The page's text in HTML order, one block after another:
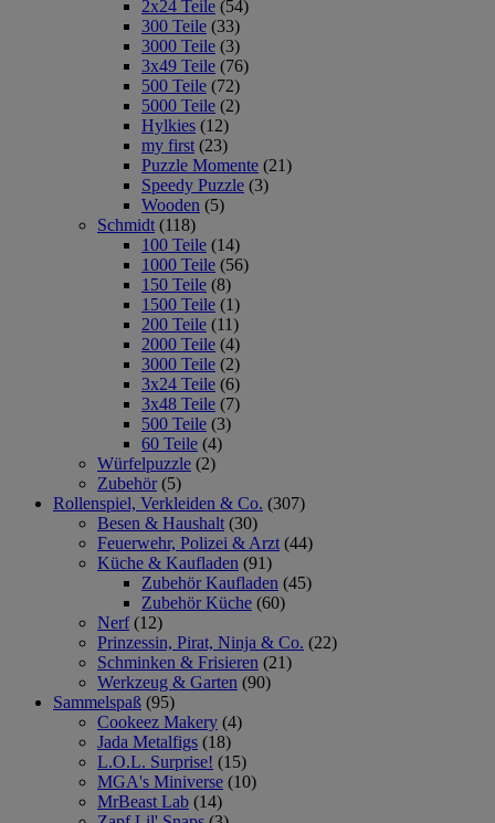
2x24 Teile (54)
300 Teile (33)
3000 Teile (3)
3x49 Teile (76)
500 Teile (72)
5000 Teile (2)
Hylkies (12)
my first (23)
Puzzle Momente (21)
Speedy Puzzle (3)
Wooden (5)
Schmidt (118)
100 Teile (14)
1000 Teile (56)
150 Teile (8)
1500 Teile (1)
200 Teile (11)
2000 Teile (4)
3000 Teile (2)
3x24 Teile (6)
3x48 Teile (7)
500 Teile (3)
60 Teile (4)
Würfelpuzzle (2)
Zubehör (5)
Rollenspiel, Verkleiden & Co. (307)
Besen & Haushalt (30)
Feuerwehr, Polizei & Arzt (44)
Küche & Kaufladen (91)
Zubehör Kaufladen (45)
Zubehör Küche (60)
Nerf (12)
Prinzessin, Pirat, Ninja & Co. (22)
Schminken & Frisieren (21)
Werkzeug & Garten (90)
Sammelspaß (95)
Cookeez Makery (4)
Jada Metalfigs (18)
L.O.L. Surprise! (15)
MGA's Miniverse (10)
MrBeast Lab (14)